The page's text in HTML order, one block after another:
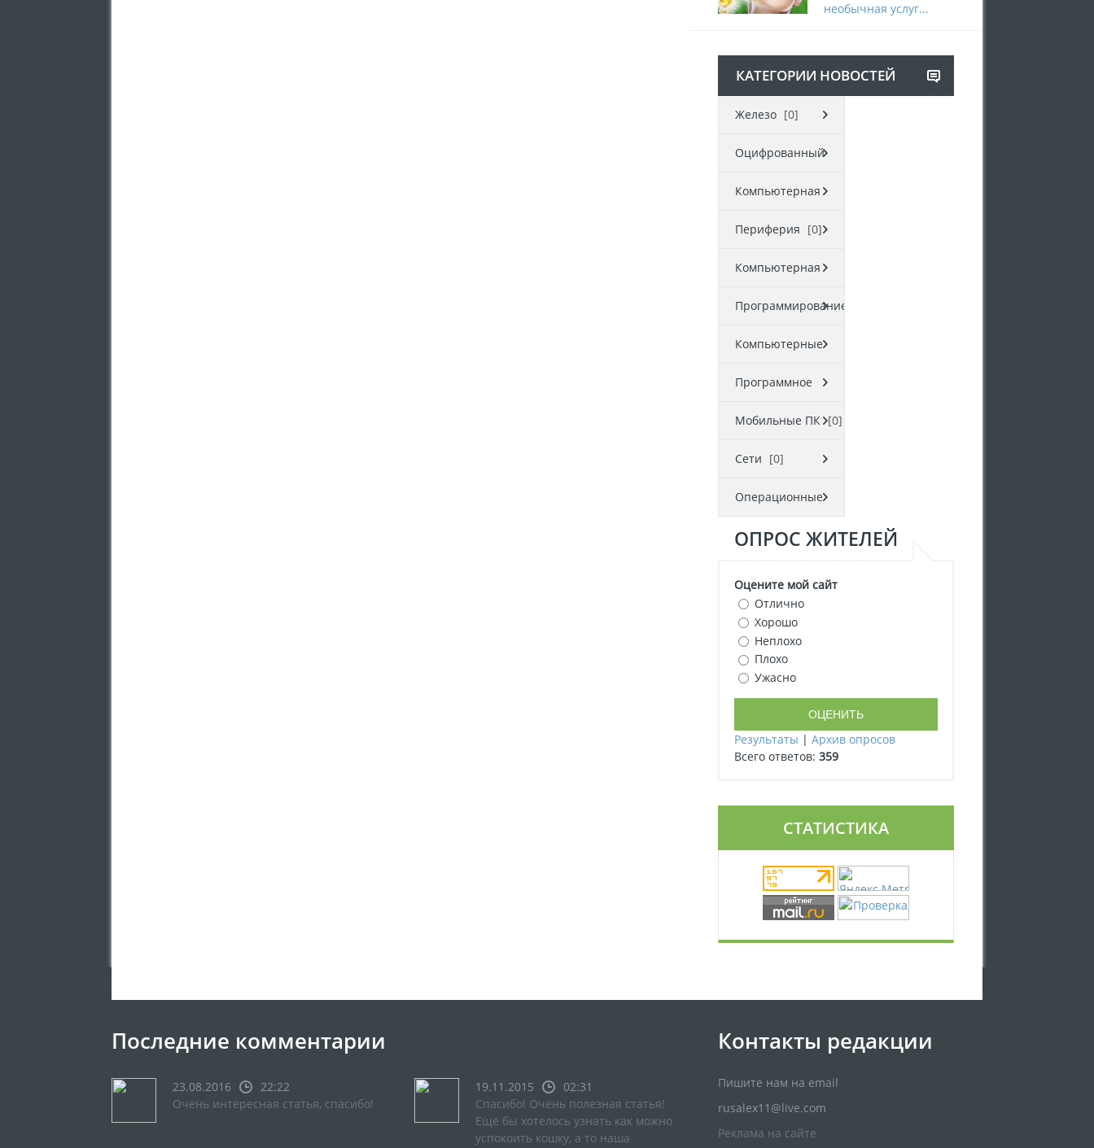
необычная услуг...
КАТЕГОРИИ НОВОСТЕЙ
Железо [0]
Оцифрованный
мир [0]
Компьютерная
безопасность [0]
Периферия [0]
Компьютерная
документация [0]
Программирование
[0]
Компьютерные
онлайн форумы
[0]
Программное
обеспечение [0]
Мобильные ПК [0]
Сети [0]
Операционные
системы [0]
ОПРОС ЖИТЕЛЕЙ
Оцените мой сайт
Отлично
Хорошо
Неплохо
Плохо
Ужасно
Результаты | Архив опросов
Всего ответов: 359
СТАТИСТИКА
Последние комментарии
23.08.2016
22:22
Очень интересная статья, спасибо!
19.11.2015
02:31
Спасибо! Очень полезная статья!
Ещё бы хотелось узнать как можно
успокоить кошку, а то наша
Контакты редакции
Пишите нам на email
rusalex11@live.com
Реклама на сайте